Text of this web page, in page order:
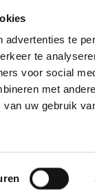
advertenties te
te
voor social
met
uw gebruik